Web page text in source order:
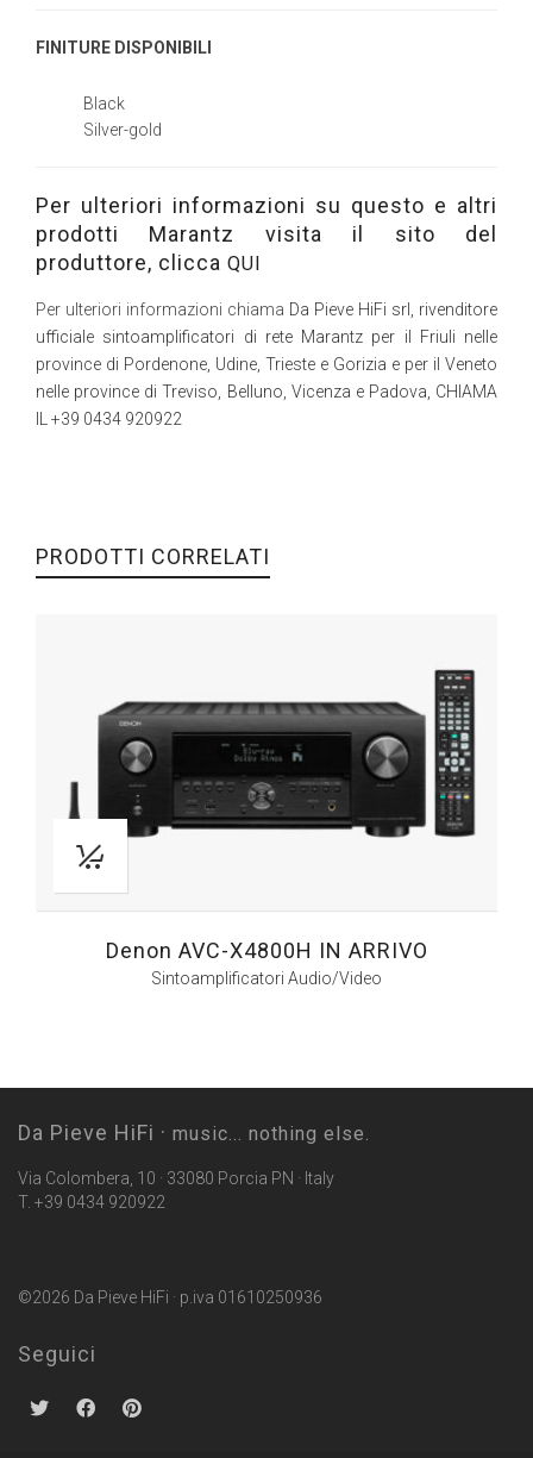
FINITURE DISPONIBILI
Black
Silver-gold
Per ulteriori informazioni su questo e altri
prodotti Marantz visita il sito del
produttore, clicca QUI
Per ulteriori informazioni chiama Da Pieve HiFi srl, rivenditore
ufficiale sintoamplificatori di rete Marantz per il Friuli nelle
province di Pordenone, Udine, Trieste e Gorizia e per il Veneto
nelle province di Treviso, Belluno, Vicenza e Padova, CHIAMA
IL +39 0434 920922
PRODOTTI CORRELATI
Denon AVC-X4800H IN ARRIVO
Sintoamplificatori Audio/Video
Da Pieve HiFi · music... nothing else.
Via Colombera, 10 · 33080 Porcia PN · Italy
T. +39 0434 920922
©2026 Da Pieve HiFi · p.iva 01610250936
Seguici